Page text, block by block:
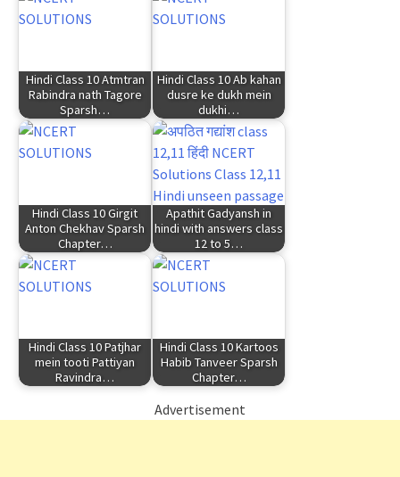
Hindi Class 10 Atmtran
Rabindra nath Tagore
Sparsh…
Hindi Class 10 Ab kahan
dusre ke dukh mein
dukhi…
Hindi Class 10 Girgit
Anton Chekhav Sparsh
Chapter…
Apathit Gadyansh in
hindi with answers class
12 to 5…
Hindi Class 10 Patjhar
mein tooti Pattiyan
Ravindra…
Hindi Class 10 Kartoos
Habib Tanveer Sparsh
Chapter…
Advertisement